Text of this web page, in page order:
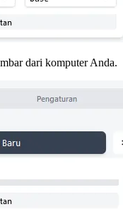
dari komputer Anda.